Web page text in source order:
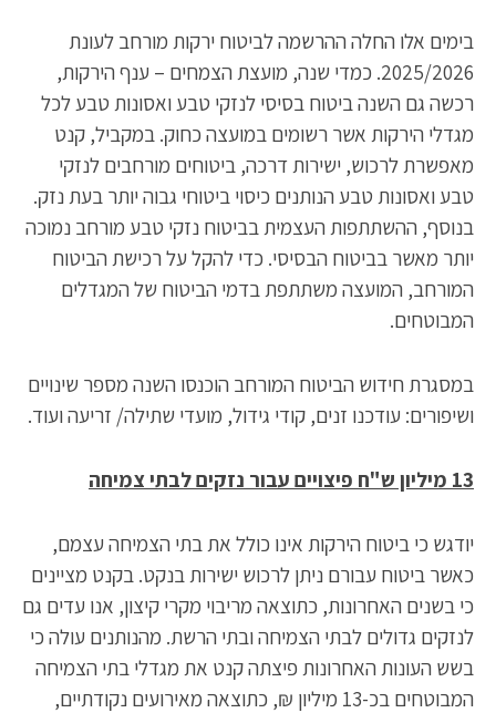
בימים אלו החלה ההרשמה לביטוח ירקות מורחב לעונת
2025/2026. כמדי שנה, מועצת הצמחים – ענף הירקות,
רכשה גם השנה ביטוח בסיסי לנזקי טבע ואסונות טבע לכל
מגדלי הירקות אשר רשומים במועצה כחוק. במקביל, קנט
מאפשרת לרכוש, ישירות דרכה, ביטוחים מורחבים לנזקי
טבע ואסונות טבע הנותנים כיסוי ביטוחי גבוה יותר בעת נזק.
בנוסף, ההשתתפות העצמית בביטוח נזקי טבע מורחב נמוכה
יותר מאשר בביטוח הבסיסי. כדי להקל על רכישת הביטוח
המורחב, המועצה משתתפת בדמי הביטוח של המגדלים
המבוטחים.
במסגרת חידוש הביטוח המורחב הוכנסו השנה מספר שינויים
ושיפורים: עודכנו זנים, קודי גידול, מועדי שתילה/ זריעה ועוד.
13 מיליון ש"ח פיצויים עבור נזקים לבתי צמיחה
יודגש כי ביטוח הירקות אינו כולל את בתי הצמיחה עצמם,
כאשר ביטוח עבורם ניתן לרכוש ישירות בנקט. בקנט מציינים
כי בשנים האחרונות, כתוצאה מריבוי מקרי קיצון, אנו עדים גם
לנזקים גדולים לבתי הצמיחה ובתי הרשת. מהנותנים עולה כי
בשש העונות האחרונות פיצתה קנט את מגדלי בתי הצמיחה
המבוטחים בכ-13 מיליון ₪, כתוצאה מאירועים נקודתיים,